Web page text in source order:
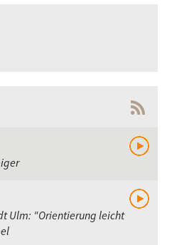
Ulm: "Orientierung leicht